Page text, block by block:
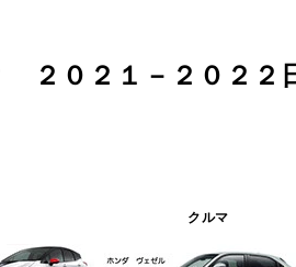
０２１－２０２２
クルマ